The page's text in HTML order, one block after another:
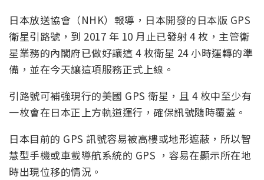
日本放送協會（NHK）報導，日本開發的日本版 GPS
衛星引路號，到 2017 年 10 月止已發射 4 枚，主管衛
星業務的內閣府已做好讓這 4 枚衛星 24 小時運轉的準
備，並在今天讓這項服務正式上線。
引路號可補強現行的美國 GPS 衛星，且 4 枚中至少有
一枚會在日本正上方軌道運行，確保訊號隨時覆蓋。
日本目前的 GPS 訊號容易被高樓或地形遮蔽，所以智
慧型手機或車載導航系統的 GPS ，容易在顯示所在地
時出現位移的情況。